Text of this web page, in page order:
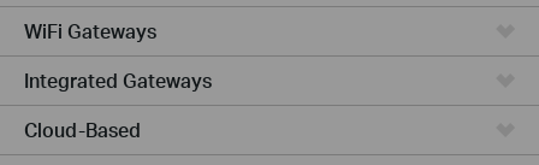
WiFi Gateways
Integrated Gateways
Cloud-Based